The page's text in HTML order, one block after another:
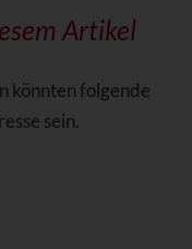
Artikel
könnten folgende
sein.